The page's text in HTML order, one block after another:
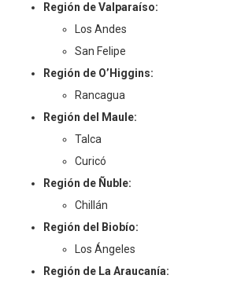
Región de Valparaíso:
Los Andes
San Felipe
Región de O’Higgins:
Rancagua
Región del Maule:
Talca
Curicó
Región de Ñuble:
Chillán
Región del Biobío:
Los Ángeles
Región de La Araucanía: